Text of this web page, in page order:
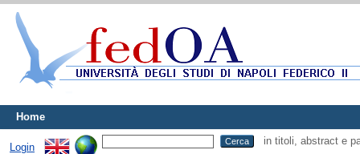
Home
Login
in titoli, abstract e